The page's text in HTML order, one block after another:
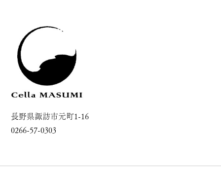
長野県諏訪市元町1-16
0266-57-0303